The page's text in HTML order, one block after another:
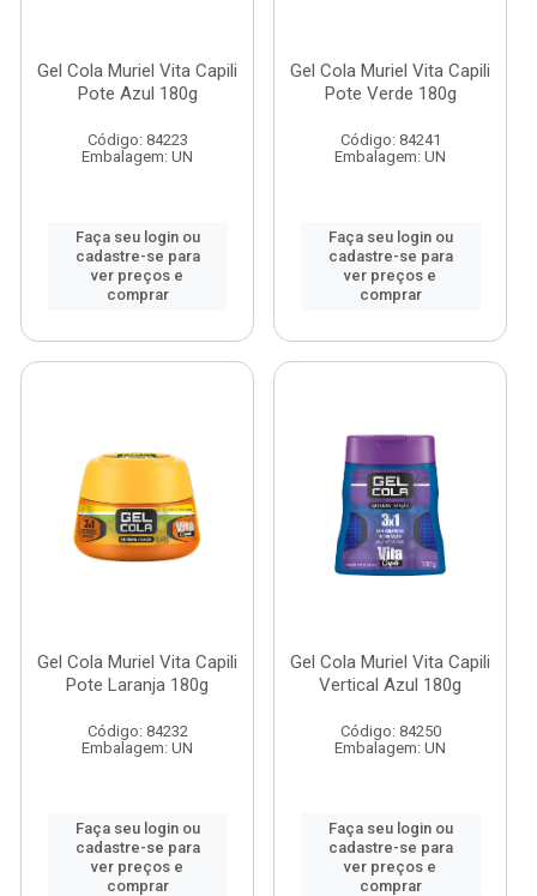
Gel Cola Muriel Vita Capili
Pote Azul 180g
Código: 84223
Embalagem: UN
Faça seu login ou
cadastre-se para
ver preços e
comprar
Gel Cola Muriel Vita Capili
Pote Verde 180g
Código: 84241
Embalagem: UN
Faça seu login ou
cadastre-se para
ver preços e
comprar
Gel Cola Muriel Vita Capili
Pote Laranja 180g
Código: 84232
Embalagem: UN
Faça seu login ou
cadastre-se para
ver preços e
comprar
Gel Cola Muriel Vita Capili
Vertical Azul 180g
Código: 84250
Embalagem: UN
Faça seu login ou
cadastre-se para
ver preços e
comprar